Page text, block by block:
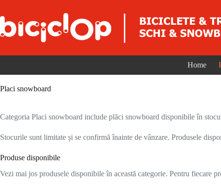
Home
Placi snowboard
Categoria Placi snowboard include plăci snowboard disponibile în
Stocurile sunt limitate și se confirmă înainte de vânzare. Produsele
Produse disponibile
Vezi mai jos produsele disponibile în această categorie. Pentru fiecare